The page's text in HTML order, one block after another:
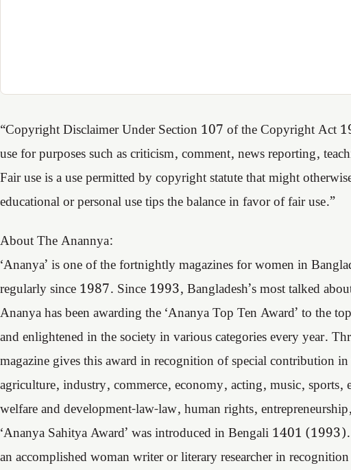
“Copyright Disclaimer Under Section 107 of the Copyright Act
use for purposes such as criticism, comment, news reporting,
Fair use is a use permitted by copyright statute that might
educational or personal use tips the balance in favor of fair use.”
About The Anannya:
‘Ananya’ is one of the fortnightly magazines for women in
regularly since 1987. Since 1993, Bangladesh’s most talked
Ananya has been awarding the ‘Ananya Top Ten Award’ to the
and enlightened in the society in various categories every year.
magazine gives this award in recognition of special contribution
agriculture, industry, commerce, economy, acting, music, sports,
welfare and development-law-law, human rights,
‘Ananya Sahitya Award’ was introduced in Bengali 1401
an accomplished woman writer or literary researcher in